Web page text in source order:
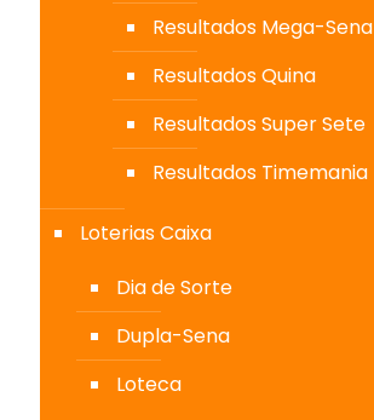
Resultados Mega-Sena
Resultados Quina
Resultados Super Sete
Resultados Timemania
Loterias Caixa
Dia de Sorte
Dupla-Sena
Loteca